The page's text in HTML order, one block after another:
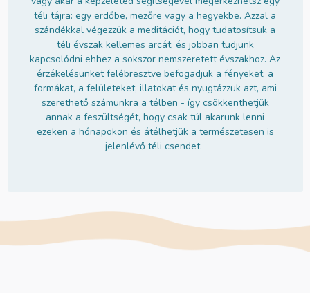
téli tájra: egy erdőbe, mezőre vagy a hegyekbe. Azzal a
szándékkal végezzük a meditációt, hogy tudatosítsuk a
téli évszak kellemes arcát, és jobban tudjunk
kapcsolódni ehhez a sokszor nemszeretett évszakhoz. Az
érzékelésünket felébresztve befogadjuk a fényeket, a
formákat, a felületeket, illatokat és nyugtázzuk azt, ami
szerethető számunkra a télben - így csökkenthetjük
annak a feszültségét, hogy csak túl akarunk lenni
ezeken a hónapokon és átélhetjük a természetesen is
jelenlévő téli csendet.